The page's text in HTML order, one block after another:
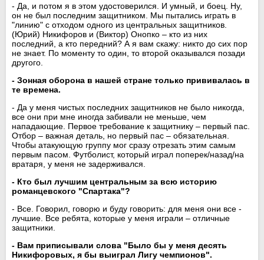
- Да, и потом я в этом удостоверился. И умный, и боец. Ну,
он не был последним защитником. Мы пытались играть в
"линию" с отходом одного из центральных защитников.
(Юрий) Никифоров и (Виктор) Онопко – кто из них
последний, а кто передний? А я вам скажу: никто до сих пор
не знает. По моменту то один, то второй оказывался позади
другого.
- Зонная оборона в нашей стране только прививалась в
те времена.
- Да у меня чистых последних защитников не было никогда,
все они при мне иногда забивали не меньше, чем
нападающие. Первое требование к защитнику – первый пас.
Отбор – важная деталь, но первый пас – обязательная.
Чтобы атакующую группу мог сразу отрезать этим самым
первым пасом. Футболист, который играл поперек/назад/на
вратаря, у меня не задерживался.
- Кто был лучшим центральным за всю историю
романцевского "Спартака"?
- Все. Говорил, говорю и буду говорить: для меня они все -
лучшие. Все ребята, которые у меня играли – отличные
защитники.
- Вам приписывали слова "Было бы у меня десять
Никифоровых, я бы выиграл Лигу чемпионов".